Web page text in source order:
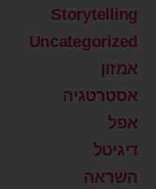
Storytelling
Uncategorized
אמזון
אסטרטגיה
אפל
דיגיטל
השראה